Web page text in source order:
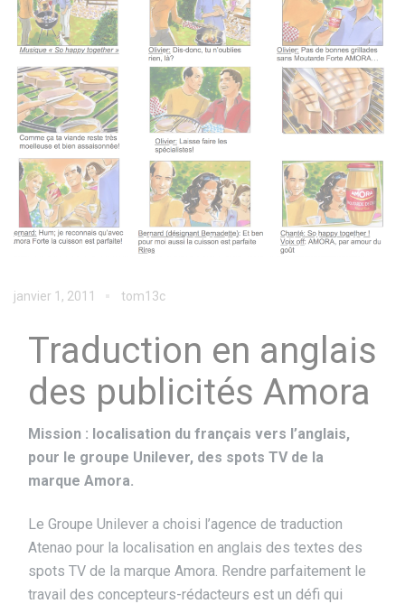
janvier 1, 2011 tom13c
Traduction en anglais
des publicités Amora
Mission : localisation du français vers l’anglais,
pour le groupe Unilever, des spots TV de la
marque Amora.
Le Groupe Unilever a choisi l’agence de traduction
Atenao pour la localisation en anglais des textes des
spots TV de la marque Amora. Rendre parfaitement le
travail des concepteurs-rédacteurs est un défi qui